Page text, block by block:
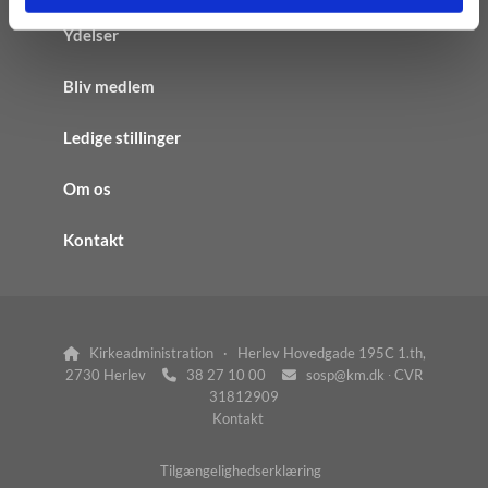
Ydelser
Bliv medlem
Ledige stillinger
Om os
Kontakt
Kirkeadministration · Herlev Hovedgade 195C 1.th,
2730 Herlev
 38 27 10 00 
sosp@km.dk ∙ CVR
31812909
Kontakt
Tilgængelighedserklæring